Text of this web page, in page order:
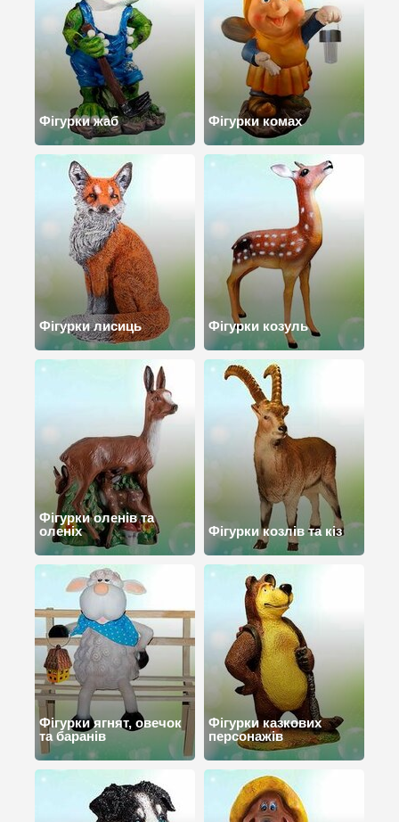
Фігурки жаб Фігурки комах
Фігурки лисиць Фігурки козуль
Фігурки оленів та
оленіх
Фігурки козлів та кіз
Фігурки ягнят, овечок
та баранів
Фігурки казкових
персонажів